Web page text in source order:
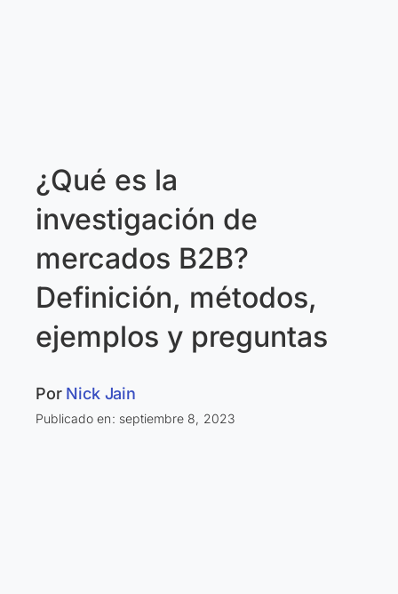
¿Qué es la
investigación de
mercados B2B?
Definición, métodos,
ejemplos y preguntas
Por Nick Jain
Publicado en: septiembre 8, 2023